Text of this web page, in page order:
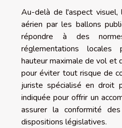
Au-delà de l'aspect visuel,
aérien par les ballons
répondre à des
réglementations locales
hauteur maximale de vol et
pour éviter tout risque de
juriste spécialisé en droit
indiquée pour offrir un
assurer la conformité
dispositions législatives.